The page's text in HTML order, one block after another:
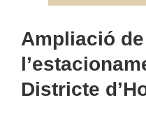
Ampliació de
Districte